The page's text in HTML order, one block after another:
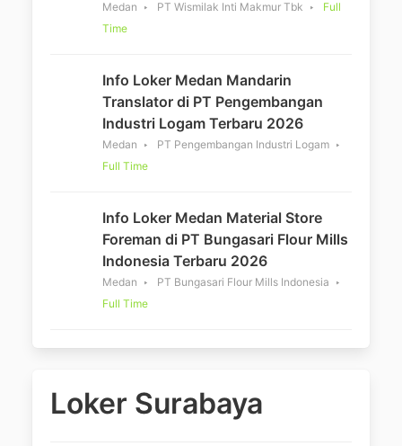
Medan PT Wismilak Inti Makmur Tbk
Full
Time
Info Loker Medan Mandarin
Translator di PT Pengembangan
Industri Logam Terbaru 2026
Medan
PT Pengembangan Industri Logam
Full Time
Info Loker Medan Material Store
Foreman di PT Bungasari Flour Mills
Indonesia Terbaru 2026
Medan
PT Bungasari Flour Mills Indonesia
Full Time
Loker Surabaya